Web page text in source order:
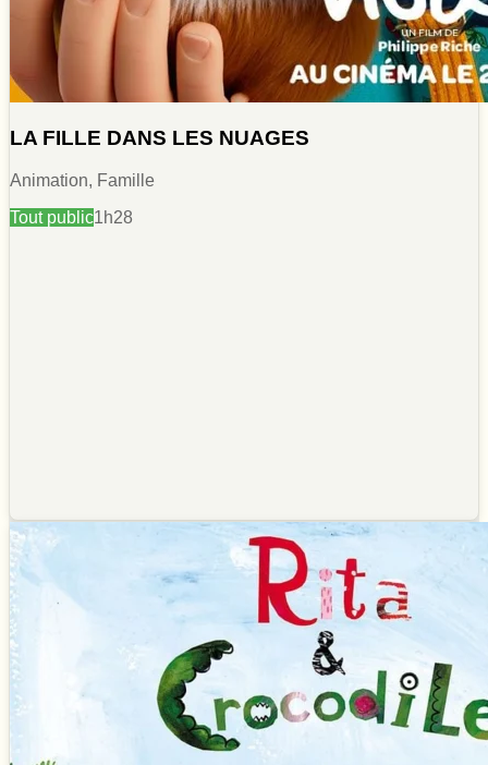
LA FILLE DANS LES NUAGES
Animation, Famille
Tout public1h28